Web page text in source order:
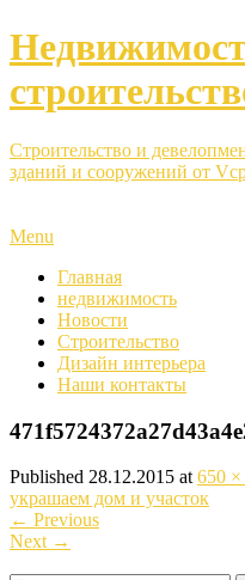
Строительство и
зданий и сооружений от
Menu
Главная
недвижимость
Новости
Строительство
Дизайн интерьера
Наши контакты
Published 28.12.2015 at 650 ×
украшаем дом и участок
← Previous
Next →